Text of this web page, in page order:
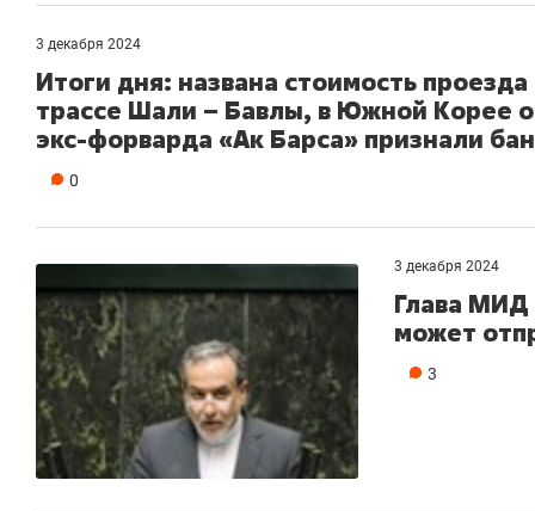
3 декабря 2024
Итоги дня: названа стоимость
трассе Шали – Бавлы, в Южной Корее
экс-форварда «Ак Барса» признали
0
3 декабря 2024
Глава МИД
может
3